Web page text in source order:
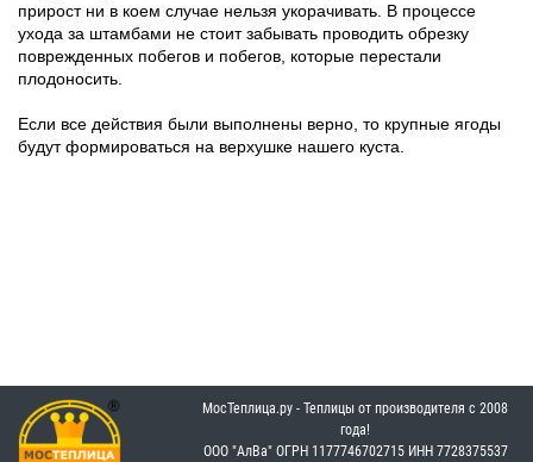
прирост ни в коем случае нельзя укорачивать. В процессе
ухода за штамбами не стоит забывать проводить обрезку
поврежденных побегов и побегов, которые перестали
плодоносить.
Если все действия были выполнены верно, то крупные ягоды
будут формироваться на верхушке нашего куста.
МосТеплица.ру - Теплицы от производителя с 2008
года!
OOO "АлВа" OГРН ‎1177746702715 ИНН ‎7728375537